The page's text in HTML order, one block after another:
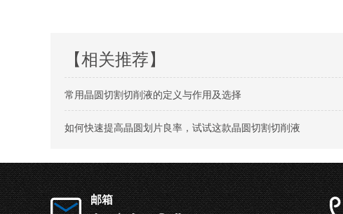
【相关推荐】
常用晶圆切割切削液的定义与作用及选择
如何快速提高晶圆划片良率，试试这款晶圆切割切削液
邮箱